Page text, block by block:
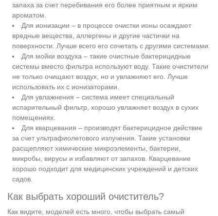
запаха за счет перебивания его более приятным и ярким
ароматом.
Для ионизации – в процессе очистки ионы осаждают
вредные вещества, аллергены и другие частички на
поверхности. Лучше всего его сочетать с другими системами.
Для мойки воздуха – такие очистные бактерицидные
системы вместо фильтра используют воду. Такие очистители
не только очищают воздух, но и увлажняют его. Лучше
использовать их с ионизаторами.
Для увлажнения – система имеет специальный
испарительный фильтр, хорошо увлажняет воздух в сухих
помещениях.
Для кварцевания – производят бактерицидное действие
за счет ультрафиолетового излучения. Такие установки
расщепляют химические микроэлементы, бактерии,
микробы, вирусы и избавляют от запахов. Кварцевание
хорошо подходит для медицинских учреждений и детских
садов.
Как выбрать хороший очиститель?
Как видите, моделей есть много, чтобы выбрать самый